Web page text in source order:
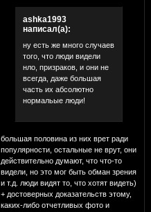
ashka1993
написал(а):
ну есть же много случаев
того, что люди видели
нло, призраков, и они не
всегда, даже большая
часть их абсолютно
нормальые люди!
большая половина из них врет ради
популярности, остальные не врут, они
действительно думают, что что-то
видели, но это мог быть обман зрения
и т.д. люди видят то, что хотят видеть)
+ достоверных доказательств этому,
каких-либо отчетливых фото и